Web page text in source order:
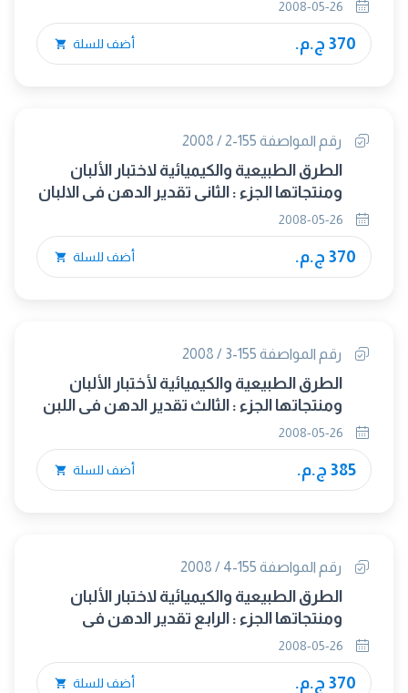
بالطريقة الوزنية
370 ج.م. أضف للسلة
رقم المواصفة 155-2 / 2008
الطرق الطبيعية والكيميائية لاختبار الألبان
ومنتجاتها الجزء : الثانى تقدير الدهن فى الالبان
السائلة بالطريقة الوزنية
370 ج.م. أضف للسلة
رقم المواصفة 155-3 / 2008
الطرق الطبيعية والكيميائية لأختبار الألبان
ومنتجاتها الجزء : الثالث تقدير الدهن فى اللبن
المبخر واللبن المكثف المحلى بالطريقة الوزنية
385 ج.م. أضف للسلة
رقم المواصفة 155-4 / 2008
الطرق الطبيعية والكيميائية لاختبار الألبان
ومنتجاتها الجزء : الرابع تقدير الدهن فى
القشدة بالطريقة الوزنية
370 ج.م. أضف للسلة